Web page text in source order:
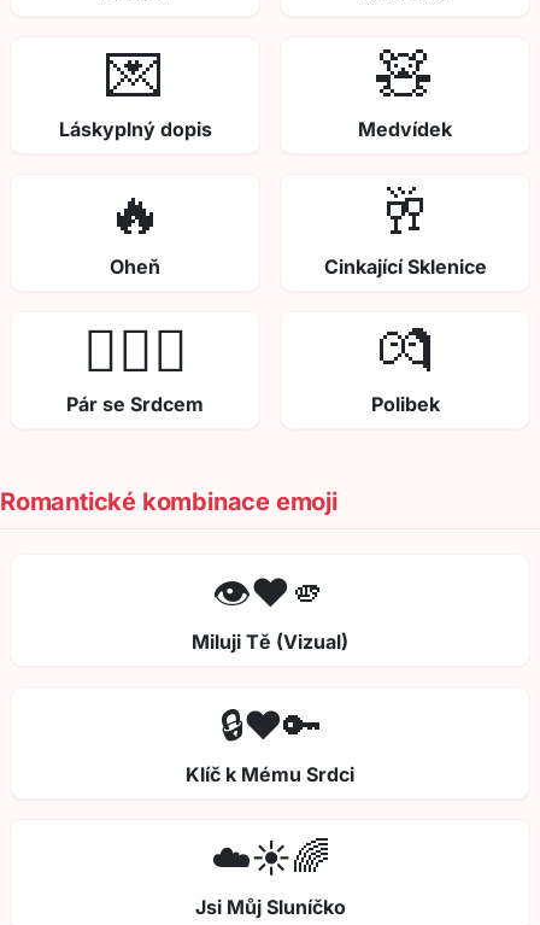
💌
Láskyplný dopis
🧸
Medvídek
🔥
Oheň
🥂
Cinkající Sklenice
👩‍❤️‍👨
Pár se Srdcem
💏
Polibek
Romantické kombinace emoji
👁️❤️🫵
Miluji Tě (Vizual)
🔒❤️🔑
Klíč k Mému Srdci
☁️☀️🌈
Jsi Můj Sluníčko